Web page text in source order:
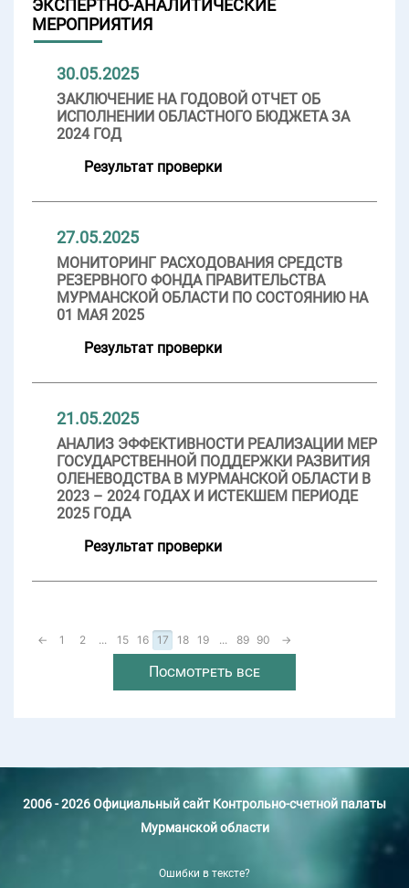
ЭКСПЕРТНО-АНАЛИТИЧЕСКИЕ
МЕРОПРИЯТИЯ
30.05.2025
ЗАКЛЮЧЕНИЕ НА ГОДОВОЙ ОТЧЕТ ОБ
ИСПОЛНЕНИИ ОБЛАСТНОГО БЮДЖЕТА ЗА
2024 ГОД
Результат проверки
27.05.2025
МОНИТОРИНГ РАСХОДОВАНИЯ СРЕДСТВ
РЕЗЕРВНОГО ФОНДА ПРАВИТЕЛЬСТВА
МУРМАНСКОЙ ОБЛАСТИ ПО СОСТОЯНИЮ НА
01 МАЯ 2025
Результат проверки
21.05.2025
АНАЛИЗ ЭФФЕКТИВНОСТИ РЕАЛИЗАЦИИ МЕР
ГОСУДАРСТВЕННОЙ ПОДДЕРЖКИ РАЗВИТИЯ
ОЛЕНЕВОДСТВА В МУРМАНСКОЙ ОБЛАСТИ В
2023 – 2024 ГОДАХ И ИСТЕКШЕМ ПЕРИОДЕ
2025 ГОДА
Результат проверки
← 1 2 ... 15 16 17 18 19 ... 89 90 →
Посмотреть все
2006 - 2026 Официальный сайт Контрольно-счетной палаты
Мурманской области
Ошибки в тексте?